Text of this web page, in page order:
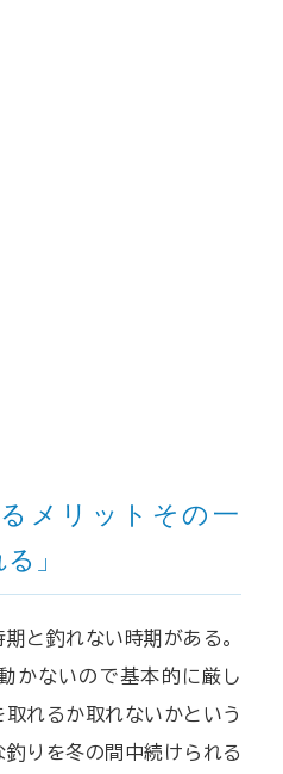
メリットその一
」
と釣れない時期がある。
かないので基本的に厳し
れるか取れないかという
りを冬の間中続けられる